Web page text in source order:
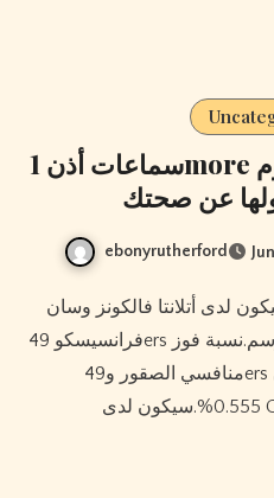
سماعات أذن 1more للنوم Z30 4 أشياء يمكن
عن صحتك
ebonyrutherford
فرانسيسكو 49ers أصعب الجداول الزمنية هذا الموسم.نسبة فوز
منافسي الصقور و49ers عن الموسم الماضي هي